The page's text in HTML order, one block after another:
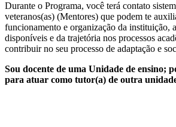
Durante o Programa, você terá contato
veteranos(as) (Mentores) que podem te
funcionamento e organização da instituição,
disponíveis e da trajetória nos processos
contribuir no seu processo de adaptação e
Sou docente de uma Unidade de ensino;
para atuar como tutor(a) de outra